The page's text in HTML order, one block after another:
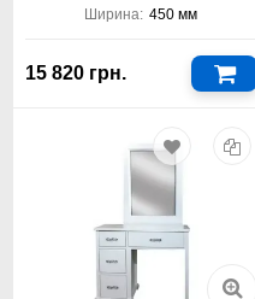
Меблі
Ширина: 450 мм
15 820 грн.